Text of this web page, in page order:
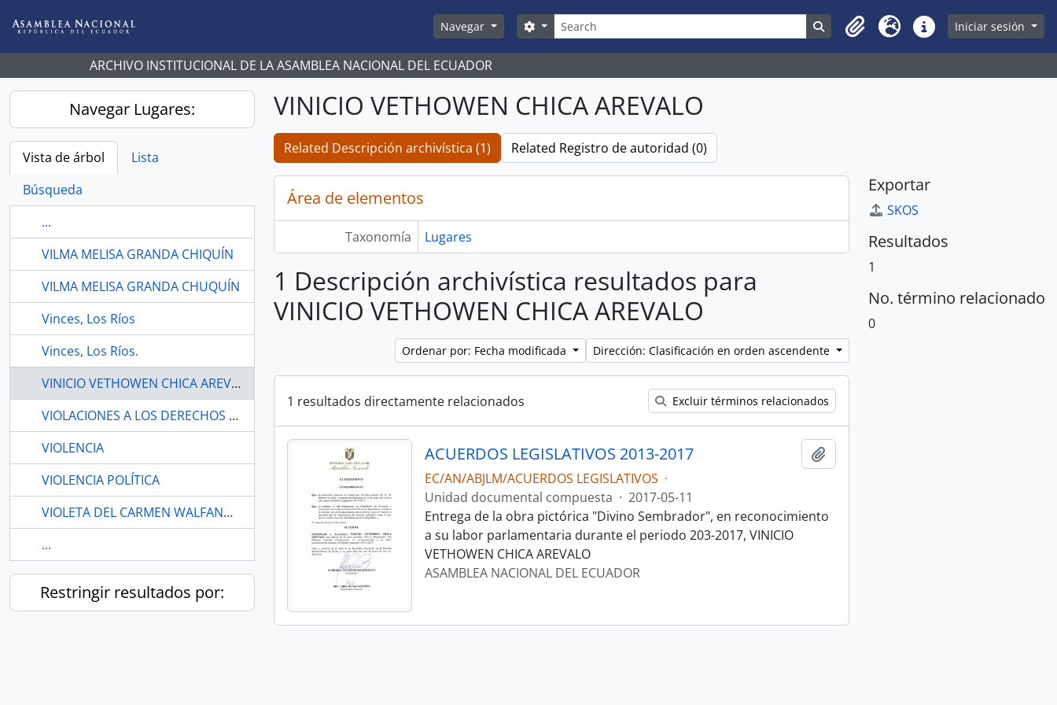
Navegar
Búsqueda
Search options Search in browse page
Clipboard
Idioma Enlaces rápidos
Iniciar sesión
ARCHIVO INSTITUCIONAL DE LA ASAMBLEA NACIONAL DEL ECUADOR
Navegar Lugares:
Vista de árbol
Lista
Búsqueda
...
VILMA MELISA GRANDA CHIQUÍN
VILMA MELISA GRANDA CHUQUÍN
Vinces, Los Ríos
Vinces, Los Ríos.
VINICIO VETHOWEN CHICA AREVALO
VIOLACIONES A LOS DERECHOS Y PRINCIPIOS DETERMINADOS EN LA CONSTITUCIÓN
VIOLENCIA
VIOLENCIA POLÍTICA
VIOLETA DEL CARMEN WALFANDERY.
...
Restringir resultados por:
VINICIO VETHOWEN CHICA AREVALO
Related Descripción archivística (1) Related Registro de autoridad (0)
Área de elementos
Taxonomía Lugares
1 Descripción archivística resultados para
VINICIO VETHOWEN CHICA AREVALO
Ordenar por: Fecha modificada Dirección: Clasificación en orden ascendente
1 resultados directamente relacionados Excluir términos relacionados
ACUERDOS LEGISLATIVOS 2013-2017
EC/AN/ABJLM/ACUERDOS LEGISLATIVOS ·
Unidad documental compuesta · 2017-05-11
Entrega de la obra pictórica "Divino Sembrador", en reconocimiento
a su labor parlamentaria durante el periodo 203-2017, VINICIO
VETHOWEN CHICA AREVALO
ASAMBLEA NACIONAL DEL ECUADOR
Exportar
SKOS
Resultados
1
No. término relacionado
0